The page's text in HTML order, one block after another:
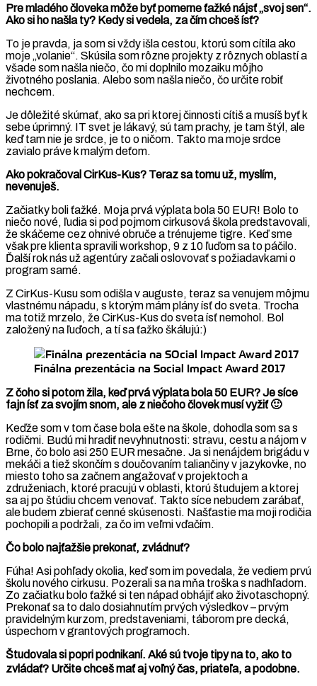
Pre mladého človeka môže byť pomerne ťažké nájsť „svoj sen“.
Ako si ho našla ty? Kedy si vedela, za čím chceš ísť?
To je pravda, ja som si vždy išla cestou, ktorú som cítila ako
moje „volanie“. Skúsila som rôzne projekty z rôznych oblastí a
všade som našla niečo, čo mi doplnilo mozaiku môjho
životného poslania. Alebo som našla niečo, čo určite robiť
nechcem.
Je dôležité skúmať, ako sa pri ktorej činnosti cítiš a musíš byť k
sebe úprimný. IT svet je lákavý, sú tam prachy, je tam štýl, ale
keď tam nie je srdce, je to o ničom. Takto ma moje srdce
zavialo práve k malým deťom.
Ako pokračoval CirKus-Kus? Teraz sa tomu už, myslím,
nevenuješ.
Začiatky boli ťažké. Moja prvá výplata bola 50 EUR! Bolo to
niečo nové, ľudia si pod pojmom cirkusová škola predstavovali,
že skáčeme cez ohnivé obruče a trénujeme tigre. Keď sme
však pre klienta spravili workshop, 9 z 10 ľuďom sa to páčilo.
Ďalší rok nás už agentúry začali oslovovať s požiadavkami o
program samé.
Z CirKus-Kusu som odišla v auguste, teraz sa venujem môjmu
vlastnému nápadu, s ktorým mám plány ísť do sveta. Trocha
ma totiž mrzelo, že CirKus-Kus do sveta ísť nemohol. Bol
založený na ľuďoch, a tí sa ťažko škálujú:)
Finálna prezentácia na Social Impact Award 2017
Z čoho si potom žila, keď prvá výplata bola 50 EUR? Je síce
fajn ísť za svojím snom, ale z niečoho človek musí vyžiť 🙂
Keďže som v tom čase bola ešte na škole, dohodla som sa s
rodičmi. Budú mi hradiť nevyhnutnosti: stravu, cestu a nájom v
Brne, čo bolo asi 250 EUR mesačne. Ja si nenájdem brigádu v
mekáči a tiež skončím s doučovaním taliančiny v jazykovke, no
miesto toho sa začnem angažovať v projektoch a
združeniach, ktoré pracujú v oblasti, ktorú študujem a ktorej
sa aj po štúdiu chcem venovať. Takto síce nebudem zarábať,
ale budem zbierať cenné skúsenosti. Našťastie ma moji rodičia
pochopili a podržali, za čo im veľmi vďačím.
Čo bolo najťažšie prekonať, zvládnuť?
Fúha! Asi pohľady okolia, keď som im povedala, že vediem prvú
školu nového cirkusu. Pozerali sa na mňa troška s nadhľadom.
Zo začiatku bolo ťažké si ten nápad obhájiť ako životaschopný.
Prekonať sa to dalo dosiahnutím prvých výsledkov – prvým
pravidelným kurzom, predstaveniami, táborom pre decká,
úspechom v grantových programoch.
Študovala si popri podnikaní. Aké sú tvoje tipy na to, ako to
zvládať? Určite chceš mať aj voľný čas, priateľa, a podobne.